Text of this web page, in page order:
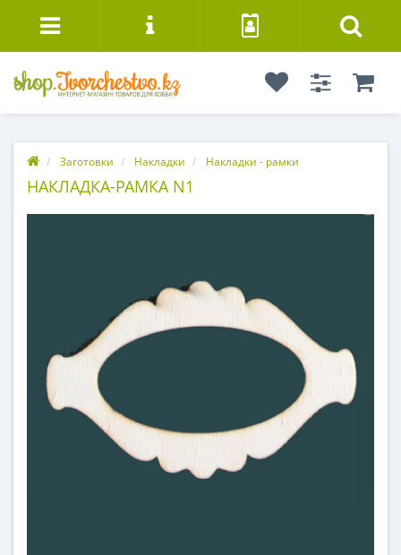
Заготовки Накладки Накладки - рамки
НАКЛАДКА-РАМКА N1